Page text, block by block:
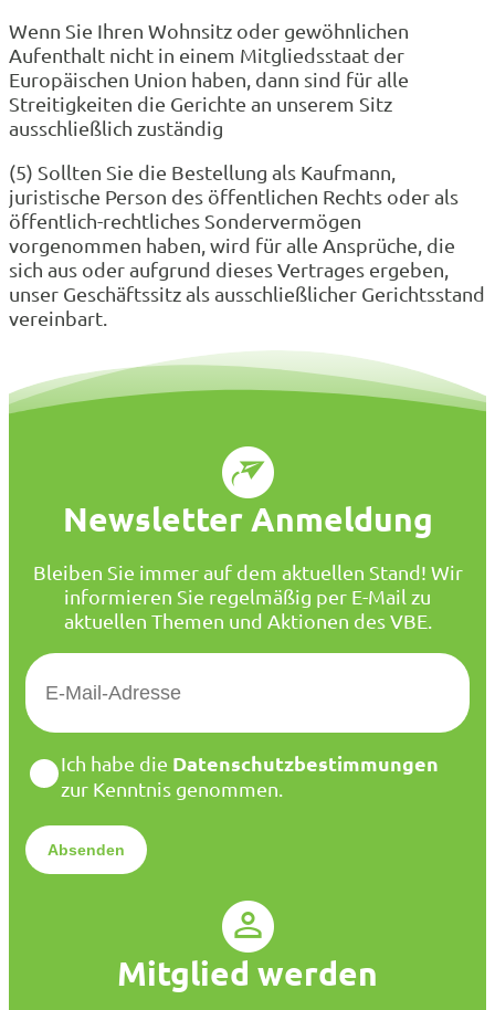
Wenn Sie Ihren Wohnsitz oder gewöhnlichen
Aufenthalt nicht in einem Mitgliedsstaat der
Europäischen Union haben, dann sind für alle
Streitigkeiten die Gerichte an unserem Sitz
ausschließlich zuständig
(5) Sollten Sie die Bestellung als Kaufmann,
juristische Person des öffentlichen Rechts oder als
öffentlich-rechtliches Sondervermögen
vorgenommen haben, wird für alle Ansprüche, die
sich aus oder aufgrund dieses Vertrages ergeben,
unser Geschäftssitz als ausschließlicher Gerichtsstand
vereinbart.
Newsletter Anmeldung
Bleiben Sie immer auf dem aktuellen Stand! Wir
informieren Sie regelmäßig per E-Mail zu
aktuellen Themen und Aktionen des VBE.
E
M
*
D
a
e
n
Ich habe die Datenschutzbestimmungen
zur Kenntnis genommen.
Mitglied werden